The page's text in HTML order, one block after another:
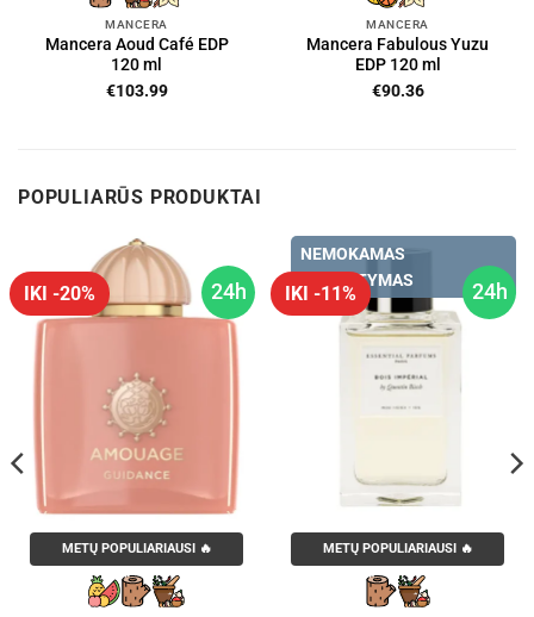
MANCERA
Mancera Aoud Café EDP
120 ml
€103.99
MANCERA
Mancera Fabulous Yuzu
EDP 120 ml
€90.36
POPULIARŪS PRODUKTAI
24h
IKI -20%
METŲ POPULIARIAUSI 🔥
24h
IKI -11%
NEMOKAMAS
PRISTATYMAS
METŲ POPULIARIAUSI 🔥